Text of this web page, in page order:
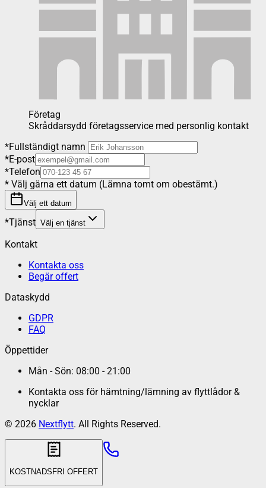
Företag
Skråddarsydd företagsservice med personlig kontakt
*Fullständigt namn
*E-post
*Telefon
* Välj gärna ett datum (Lämna tomt om obestämt.)
Välj ett datum
*Tjänst Välj en tjänst
Kontakt
Kontakta oss
Begär offert
Dataskydd
GDPR
FAQ
Öppettider
Mån - Sön: 08:00 - 21:00
Kontakta oss för hämtning/lämning av flyttlådor &
nycklar
© 2026 Nextflytt. All Rights Reserved.
KOSTNADSFRI OFFERT